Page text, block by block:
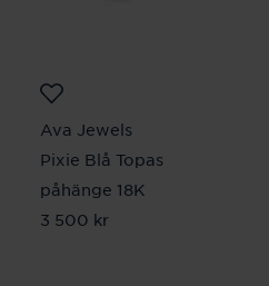
Ava Jewels
Pixie Blå Topas
påhänge 18K
Pris:3 500 kr
3 500 kr